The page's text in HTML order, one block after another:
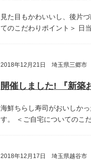
見た目もかわいいし、後片づ
てのこだわりポイント＞ 日
2018年12月21日 埼玉県三郷市
海鮮ちらし寿司がおいしか
す。
＜ご自宅についてのこ
2018年12月17日 埼玉県越谷市 I